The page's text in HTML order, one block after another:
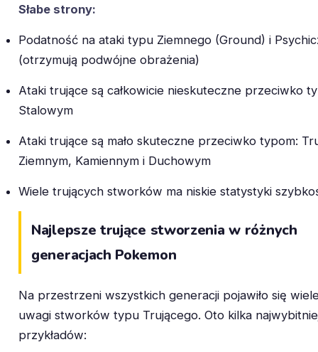
Słabe strony:
Podatność na ataki typu Ziemnego (Ground) i
(otrzymują podwójne obrażenia)
Ataki trujące są całkowicie nieskuteczne przeciwko
Stalowym
Ataki trujące są mało skuteczne przeciwko typom:
Ziemnym, Kamiennym i Duchowym
Wiele trujących stworków ma niskie statystyki
Najlepsze trujące stworzenia w różnych
generacjach Pokemon
Na przestrzeni wszystkich generacji pojawiło się
uwagi stworków typu Trującego. Oto kilka
przykładów: